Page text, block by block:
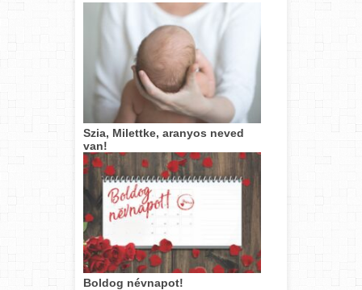
Szia, Milettke, aranyos neved
van!
Boldog névnapot!